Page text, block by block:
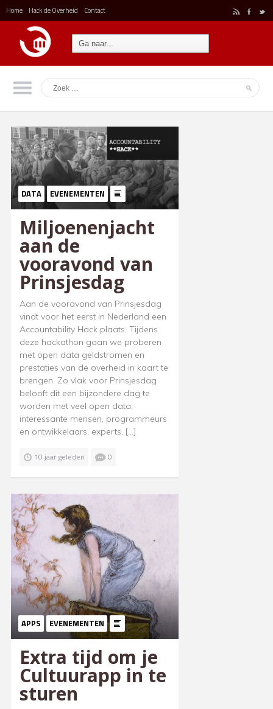
Home Hack de Overheid Contact r F t
DATA EVENEMENTEN
Miljoenenjacht
aan de
vooravond van
Prinsjesdag
Aan de vooravond van Prinsjesdag
vindt voor het eerst in Nederland een
Accountability Hack plaats. Tijdens
deze hackathon gaan we proberen
met open data geldstromen en
prestaties van de overheid in kaart te
brengen. Zo vlak voor Prinsjesdag
belooft dit een bijzondere dag te
worden met veel open data,
interessante mensen, programmeurs
en ontwikkelaars, experts, […]
10 jaar geleden 0
APPS EVENEMENTEN
Extra tijd om je
Cultuurapp in te
sturen